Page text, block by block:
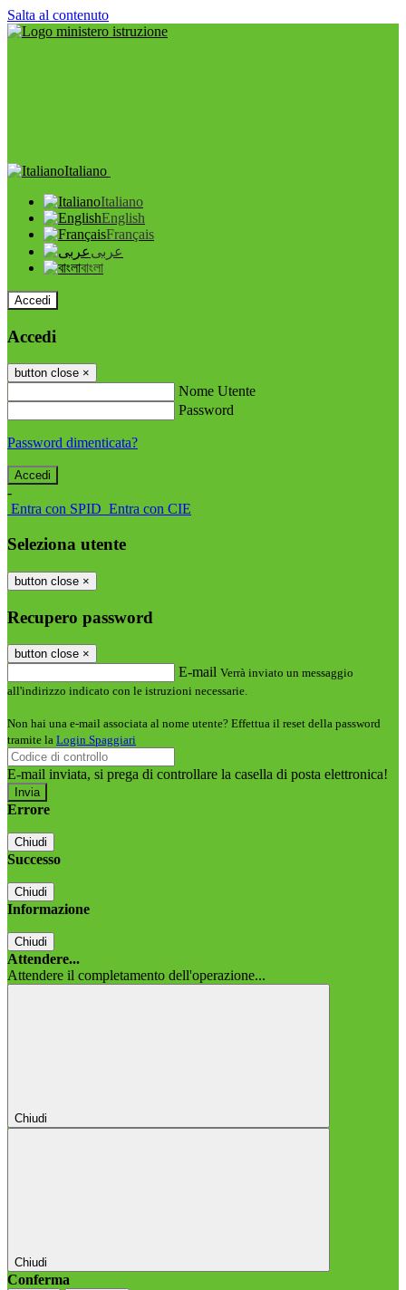
Salta al contenuto
Italiano
Italiano
English
Français
عربى
বাংলা
Accedi
Accedi
button close ×
Nome Utente
Password
Password dimenticata?
-
Entra con SPID Entra con CIE
Seleziona utente
button close ×
Recupero password
button close ×
E-mail Verrà inviato un messaggio
all'indirizzo indicato con le istruzioni necessarie.
Non hai una e-mail associata al nome utente? Effettua il reset della password
tramite la Login Spaggiari
E-mail inviata, si prega di controllare la casella di posta elettronica!
Errore
Chiudi
Successo
Chiudi
Informazione
Chiudi
Attendere...
Attendere il completamento dell'operazione...
Chiudi
Chiudi
Conferma